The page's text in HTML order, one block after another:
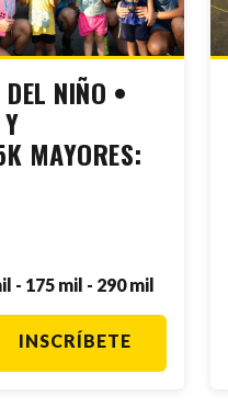
NIÑO •
MAYORES:
- 175 mil - 290 mil
INSCRÍBETE